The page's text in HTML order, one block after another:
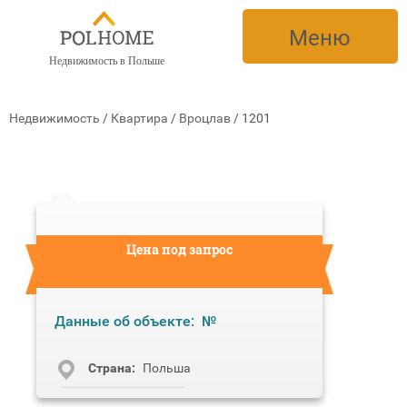
Недвижимость в Польше
Меню
Недвижимость / Квартира / Вроцлав / 1201
Цена под запрос
Данные об объекте: №
Cтрана: Польша